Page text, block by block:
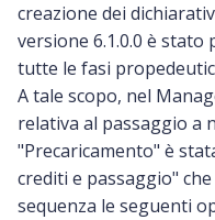
creazione dei
versione 6.1.0.0 è
tutte le fasi
A tale scopo, nel
relativa al passaggio a
"Precaricamento" è
crediti e passaggio"
sequenza le seguenti